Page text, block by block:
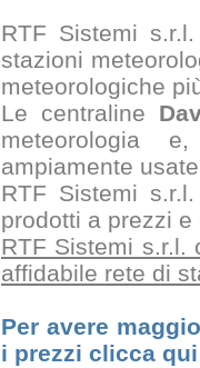
RTF Sistemi
stazioni
meteorologiche
Le centraline
meteorologia
ampiamente
RTF Sistemi
prodotti a prezzi
RTF Sistemi s.r.l.
affidabile rete di
Per avere
i prezzi clicca qui